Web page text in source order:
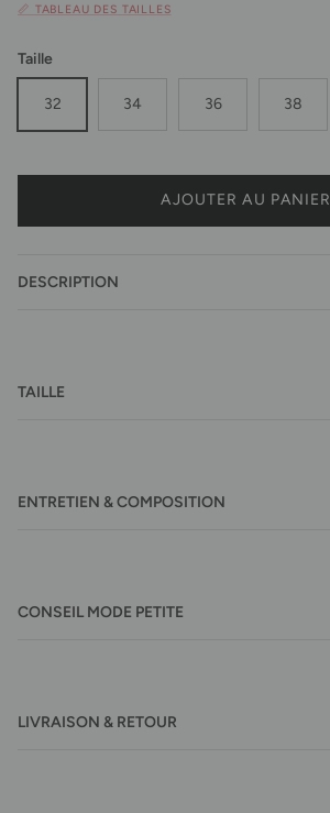
📏 TABLEAU DES TAILLES
Taille
32 34 36 38
AJOUTER AU PANIER
DESCRIPTION
TAILLE
ENTRETIEN & COMPOSITION
CONSEIL MODE PETITE
LIVRAISON & RETOUR